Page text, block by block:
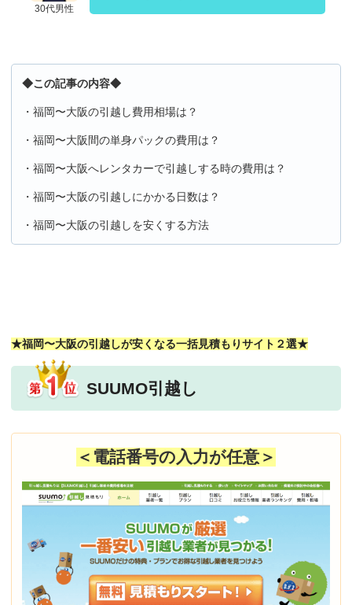
30代男性
◆この記事の内容◆
・福岡〜大阪の引越し費用相場は？
・福岡〜大阪間の単身パックの費用は？
・福岡〜大阪へレンタカーで引越しする時の費用は？
・福岡〜大阪の引越しにかかる日数は？
・福岡〜大阪の引越しを安くする方法
★福岡〜大阪の引越しが安くなる一括見積もりサイト２選★
SUUMO引越し
＜電話番号の入力が任意＞